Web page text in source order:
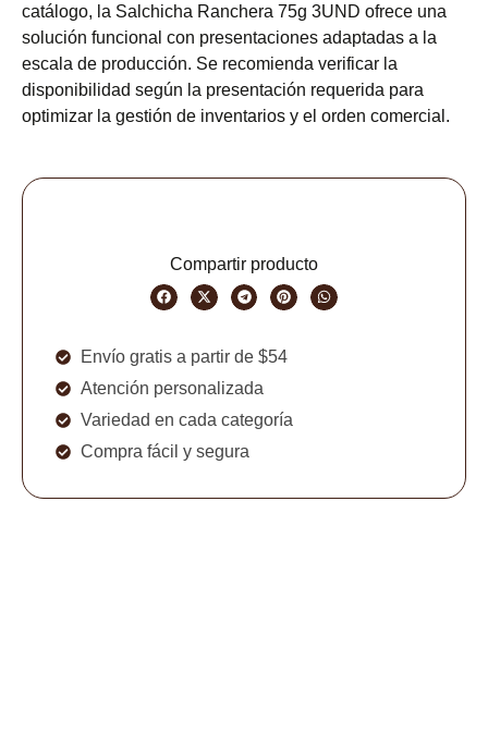
catálogo, la Salchicha Ranchera 75g 3UND ofrece una
solución funcional con presentaciones adaptadas a la
escala de producción. Se recomienda verificar la
disponibilidad según la presentación requerida para
optimizar la gestión de inventarios y el orden comercial.
Compartir producto
Envío gratis a partir de $54
Atención personalizada
Variedad en cada categoría
Compra fácil y segura